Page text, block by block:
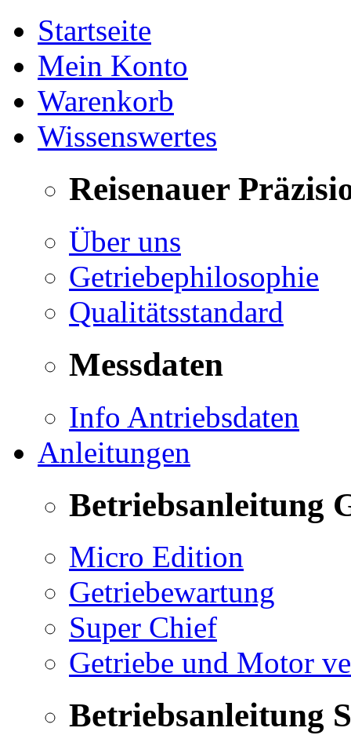
Startseite
Mein Konto
Warenkorb
Wissenswertes
Reisenauer
Über uns
Getriebephilosophie
Qualitätsstandard
Messdaten
Info Antriebsdaten
Anleitungen
Betriebsanleitung
Micro Edition
Getriebewartung
Super Chief
Getriebe und Motor
Betriebsanleitung